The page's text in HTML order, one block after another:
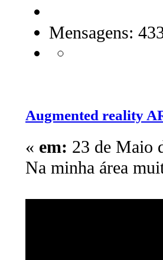
Mensagens:
Augmented reality
« em: 23 de Maio
Na minha área